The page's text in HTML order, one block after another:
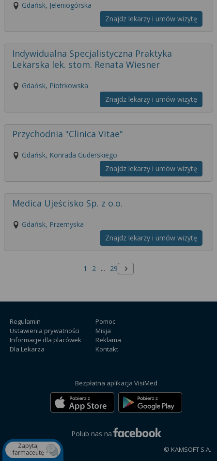
Gdańsk, Jeleniogórska
Znajdz lekarzy i umów wizytę
Indywidualna Specjalistyczna Praktyka
Lekarska lek. stom. Renata Wiesner
Gdańsk, Piotrkowska
Znajdz lekarzy i umów wizytę
Przychodnia "Clinica Vitae"
Gdańsk, Konrada Guderskiego
Znajdz lekarzy i umów wizytę
Medica Ujeścisko Sp. z o.o.
Gdańsk, Przemyska
Znajdz lekarzy i umów wizytę
1 2 ... 29 Następna strona
Regulamin
Ustawienia prywatności
Informacje dla placówek
Dla Lekarza
Pomoc
Misja
Reklama
Kontakt
Bezpłatna aplikacja VisiMed
Polub nas na
© KAMSOFT S.A.
Zapytaj
farmaceutę